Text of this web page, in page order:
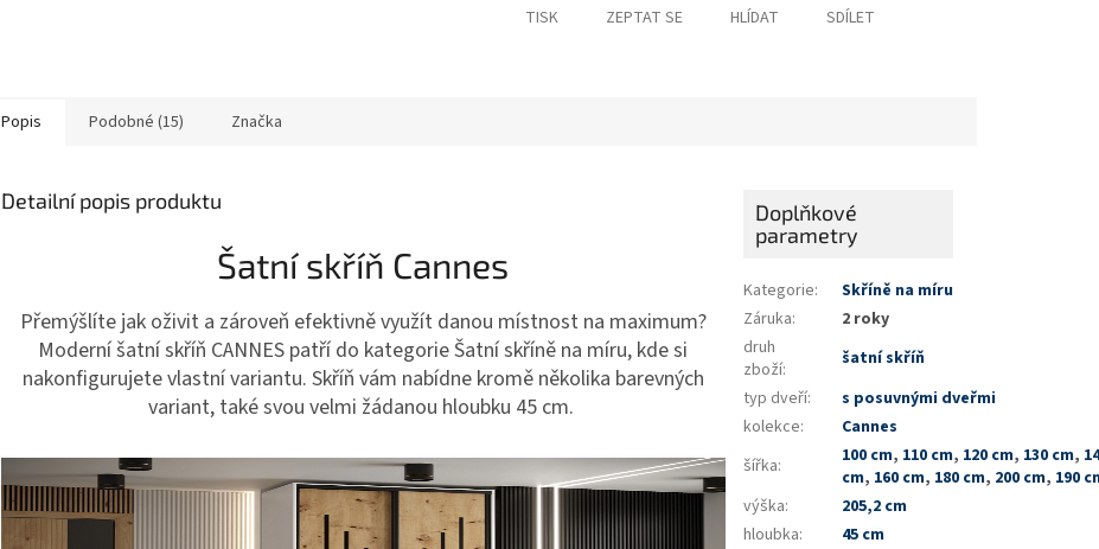
TISK ZEPTAT SE HLÍDAT SDÍLET
Popis Podobné (15) Značka
Detailní popis produktu
Šatní skříň Cannes
Přemýšlíte jak oživit a zároveň efektivně využít danou místnost na maximum?
Moderní šatní skříň CANNES patří do kategorie Šatní skříně na míru, kde si
nakonfigurujete vlastní variantu. Skříň vám nabídne kromě několika barevných
variant, také svou velmi žádanou hloubku 45 cm.
Doplňkové
parametry
Kategorie:
Skříně na míru
Záruka:
2 roky
druh
zboží:
šatní skříň
typ dveří:
s posuvnými dveřmi
kolekce:
Cannes
šířka: 100 cm, 110 cm, 120 cm, 130 cm,
cm, 160 cm, 180 cm, 200 cm, 190
výška:
205,2 cm
hloubka:
45 cm